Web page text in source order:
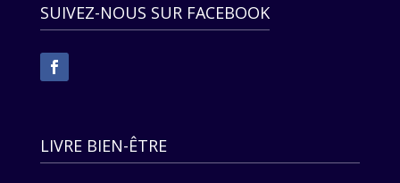
SUIVEZ-NOUS SUR FACEBOOK
LIVRE BIEN-ÊTRE